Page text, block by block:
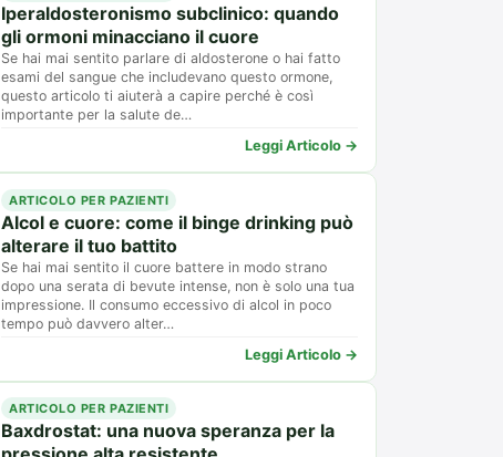
Iperaldosteronismo subclinico: quando
gli ormoni minacciano il cuore
Se hai mai sentito parlare di aldosterone o hai fatto
esami del sangue che includevano questo ormone,
questo articolo ti aiuterà a capire perché è così
importante per la salute de…
Leggi Articolo →
ARTICOLO PER PAZIENTI
Alcol e cuore: come il binge drinking può
alterare il tuo battito
Se hai mai sentito il cuore battere in modo strano
dopo una serata di bevute intense, non è solo una tua
impressione. Il consumo eccessivo di alcol in poco
tempo può davvero alter…
Leggi Articolo →
ARTICOLO PER PAZIENTI
Baxdrostat: una nuova speranza per la